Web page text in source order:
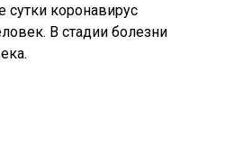
сутки коронавирус
В стадии болезни